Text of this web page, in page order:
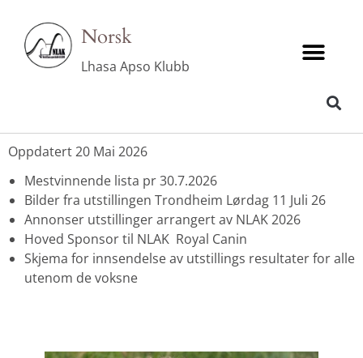
Norsk
Lhasa Apso Klubb
Oppdatert 20 Mai 2026
Mestvinnende lista pr 30.7.2026
Bilder fra utstillingen Trondheim Lørdag 11 Juli 26
Annonser utstillinger arrangert av NLAK 2026
Hoved Sponsor til NLAK Royal Canin
Skjema for innsendelse av utstillings resultaterfor alle
utenom de voksne